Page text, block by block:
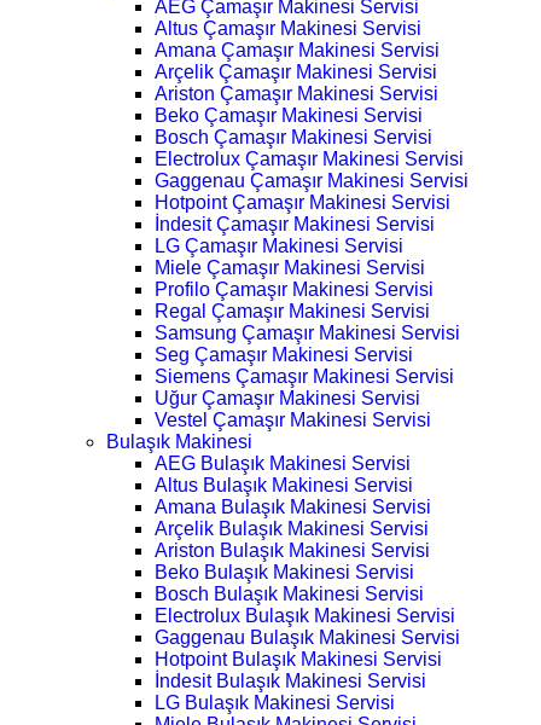
AEG Çamaşır Makinesi Servisi
Altus Çamaşır Makinesi Servisi
Amana Çamaşır Makinesi Servisi
Arçelik Çamaşır Makinesi Servisi
Ariston Çamaşır Makinesi Servisi
Beko Çamaşır Makinesi Servisi
Bosch Çamaşır Makinesi Servisi
Electrolux Çamaşır Makinesi Servisi
Gaggenau Çamaşır Makinesi Servisi
Hotpoint Çamaşır Makinesi Servisi
İndesit Çamaşır Makinesi Servisi
LG Çamaşır Makinesi Servisi
Miele Çamaşır Makinesi Servisi
Profilo Çamaşır Makinesi Servisi
Regal Çamaşır Makinesi Servisi
Samsung Çamaşır Makinesi Servisi
Seg Çamaşır Makinesi Servisi
Siemens Çamaşır Makinesi Servisi
Uğur Çamaşır Makinesi Servisi
Vestel Çamaşır Makinesi Servisi
Bulaşık Makinesi
AEG Bulaşık Makinesi Servisi
Altus Bulaşık Makinesi Servisi
Amana Bulaşık Makinesi Servisi
Arçelik Bulaşık Makinesi Servisi
Ariston Bulaşık Makinesi Servisi
Beko Bulaşık Makinesi Servisi
Bosch Bulaşık Makinesi Servisi
Electrolux Bulaşık Makinesi Servisi
Gaggenau Bulaşık Makinesi Servisi
Hotpoint Bulaşık Makinesi Servisi
İndesit Bulaşık Makinesi Servisi
LG Bulaşık Makinesi Servisi